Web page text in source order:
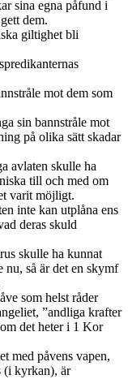
sina egna påfund i
dem.
giltighet bli
mot dem som
sin bannstråle mot
på olika sätt skadar
avlaten skulle ha
till och med om
varit möjligt.
inte kan utplåna ens
deras skuld
skulle ha kunnat
nu, så är det en skymf
som helst råder
”andliga krafter
det heter i 1 Kor
med påvens vapen,
(i kyrkan), är